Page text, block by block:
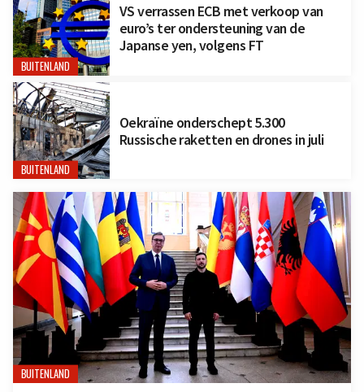
BUITENLAND
VS verrassen ECB met verkoop van
euro’s ter ondersteuning van de
Japanse yen, volgens FT
BUITENLAND
Oekraïne onderschept 5.300
Russische raketten en drones in juli
BUITENLAND